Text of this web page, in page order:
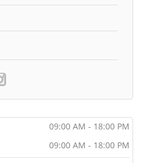
09:00 AM - 18:00 PM
09:00 AM - 18:00 PM